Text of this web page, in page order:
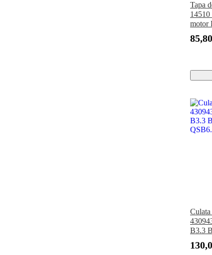
Tapa
motor
1572
Culata
B3.3